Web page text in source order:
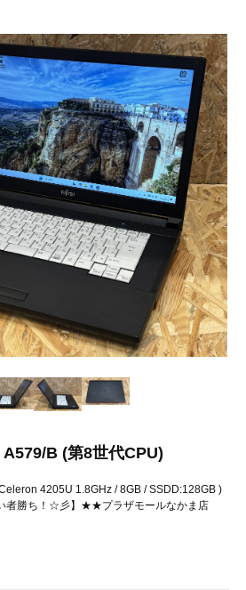
B (第8世代CPU)
4205U 1.8GHz / 8GB / SSDD:128GB )
い者勝ち！☆彡】★★プラザモールなかま店